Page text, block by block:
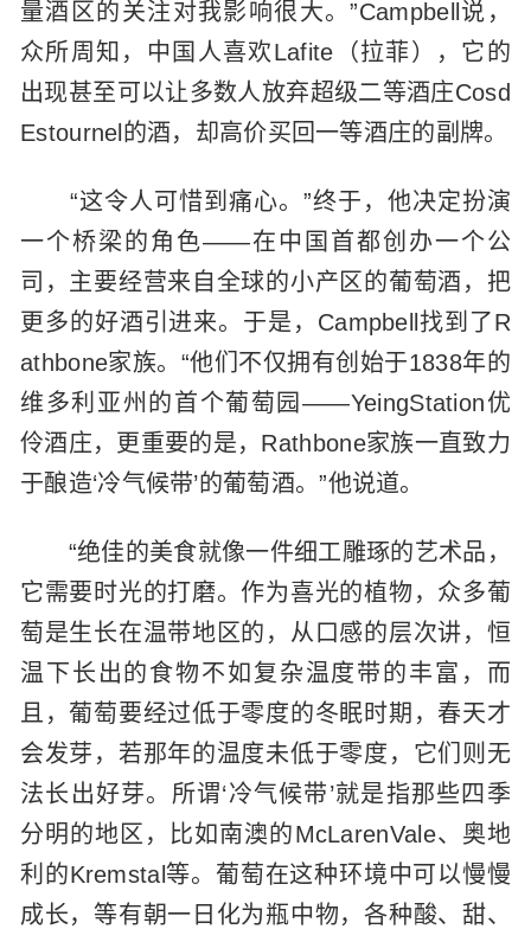
量酒区的关注对我影响很大。”Campbell说，
众所周知，中国人喜欢Lafite（拉菲），它的
出现甚至可以让多数人放弃超级二等酒庄Cosd
Estournel的酒，却高价买回一等酒庄的副牌。
“这令人可惜到痛心。”终于，他决定扮演
一个桥梁的角色——在中国首都创办一个公
司，主要经营来自全球的小产区的葡萄酒，把
更多的好酒引进来。于是，Campbell找到了R
athbone家族。“他们不仅拥有创始于1838年的
维多利亚州的首个葡萄园——YeingStation优
伶酒庄，更重要的是，Rathbone家族一直致力
于酿造‘冷气候带’的葡萄酒。”他说道。
“绝佳的美食就像一件细工雕琢的艺术品，
它需要时光的打磨。作为喜光的植物，众多葡
萄是生长在温带地区的，从口感的层次讲，恒
温下长出的食物不如复杂温度带的丰富，而
且，葡萄要经过低于零度的冬眠时期，春天才
会发芽，若那年的温度未低于零度，它们则无
法长出好芽。所谓‘冷气候带’就是指那些四季
分明的地区，比如南澳的McLarenVale、奥地
利的Kremstal等。葡萄在这种环境中可以慢慢
成长，等有朝一日化为瓶中物，各种酸、甜、